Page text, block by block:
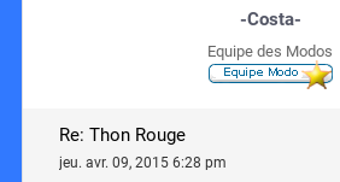
-Costa-
Equipe des Modos
Re: Thon Rouge
jeu. avr. 09, 2015 6:28 pm